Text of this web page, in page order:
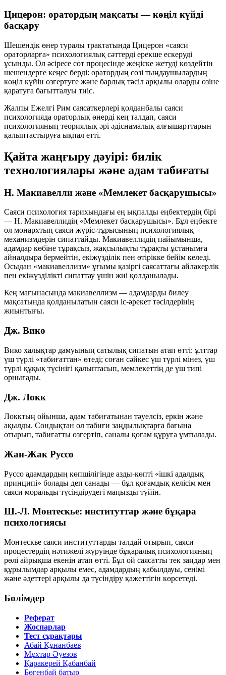
Цицерон: оратордың мақсаты — көңіл күйді
басқару
Шешендік өнер туралы трактатында Цицерон «саяси
ораторларға» психологиялық сәттерді ерекше ескеруді
ұсынды. Ол әсіресе сот процесінде жеңіске жетуді көздейтін
шешендерге кеңес берді: оратордың сөзі тыңдаушылардың
көңіл күйін өзгертуге және барлық тәсіл арқылы оларды өзіне
қаратуға бағытталуы тиіс.
Жалпы Ежелгі Рим саясаткерлері қолданбалы саяси
психологияда ораторлық өнерді кең талдап, саяси
психологияның теориялық әрі әдіснамалық алғышарттарын
қалыптастыруға ықпал етті.
Қайта жаңғыру дәуірі: билік
технологиялары және адам табиғаты
Н. Макиавелли және «Мемлекет басқарушысы»
Саяси психология тарихындағы ең ықпалды еңбектердің бірі
— Н. Макиавеллидің «Мемлекет басқарушысы». Бұл еңбекте
ол монархтың саяси жүріс-тұрысының психологиялық
механизмдерін сипаттайды. Макиавеллидің пайымынша,
адамдар көбіне тұрақсыз, жақсылықты тұрақты ұстанымға
айналдыра бермейтін, екіжүзділік пен өтірікке бейім келеді.
Осыдан «макиавеллизм» ұғымы қазіргі саясаттағы айлакерлік
пен екіжүзділікті сипаттау үшін жиі қолданылады.
Кең мағынасында макиавеллизм — адамдарды билеу
мақсатында қолданылатын саяси іс-әрекет тәсілдерінің
жиынтығы.
Дж. Вико
Вико халықтар дамуының сатылық сипатын атап өтті: ұлттар
үш түрлі «табиғаттан» өтеді; соған сәйкес үш түрлі мінез, үш
түрлі құқық түсінігі қалыптасып, мемлекеттің де үш типі
орнығады.
Дж. Локк
Локктың ойынша, адам табиғатынан тәуелсіз, еркін және
ақылды. Сондықтан ол табиғи заңдылықтарға бағына
отырып, табиғатты өзгертіп, саналы қоғам құруға ұмтылады.
Жан-Жак Руссо
Руссо адамдардың көпшілігінде азды-көпті «ішкі адалдық
принципі» болады деп санады — бұл қоғамдық келісім мен
саяси моральды түсіндірудегі маңызды түйін.
Ш.-Л. Монтескье: институттар және бұқара
психологиясы
Монтескье саяси институттарды талдай отырып, саяси
процестердің нәтижелі жүруінде бұқаралық психологияның
рөлі айрықша екенін атап өтті. Бұл ой саясатты тек заңдар мен
құрылымдар арқылы емес, адамдардың қабылдауы, сенімі
және әдеттері арқылы да түсіндіру қажеттігін көрсетеді.
Бөлімдер
Реферат
Жоспарлар
Тест сұрақтары
Абай Құнанбаев
Мұхтар Әуезов
Қаракерей Қабанбай
Бөгенбай батыр